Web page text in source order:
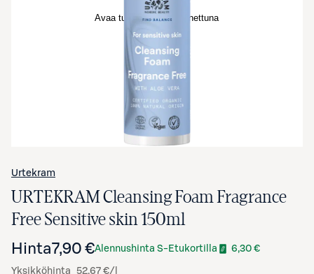
Avaa tuotekuva suurennettuna
Urtekram
URTEKRAM Cleansing Foam Fragrance
Free Sensitive skin 150ml
Hinta7,90 €Alennushinta S-Etukortilla 6,30 €
Yksikköhinta 52,67 €/l